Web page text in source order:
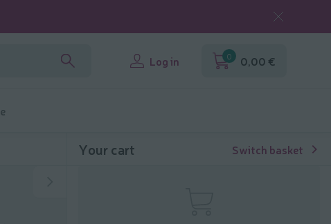
Log in 0 0,00 €
Your cart Switch basket